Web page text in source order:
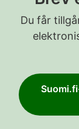
Du får